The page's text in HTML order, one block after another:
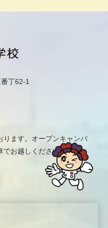
丁62-1
ります。オープンキャンパ
でお越しください。